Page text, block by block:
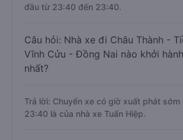
đầu từ 23:40 đến 23:40.
Câu hỏi: Nhà xe đi Châu Thành -
Vĩnh Cửu - Đồng Nai nào khởi
nhất?
Trả lời: Chuyến xe có giờ xuất phát sớm
23:40 là của nhà xe Tuấn Hiệp.